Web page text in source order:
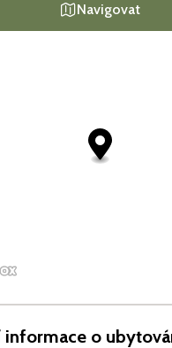
Navigovat
informace o